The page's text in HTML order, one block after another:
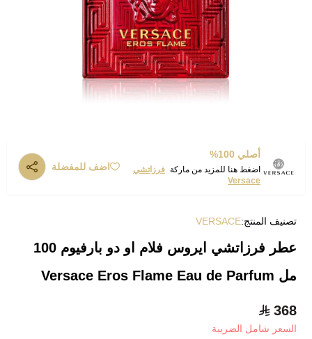
أصلي 100%
اضغط هنا للمزيد من ماركة فرزاتشي
Versace
اضف للمفضلة
تصنيف المنتج:VERSACE
عطر فرزاتشي ايروس فلام او دو بارفيوم 100
مل Versace Eros Flame Eau de Parfum
368
السعر شامل الضريبة